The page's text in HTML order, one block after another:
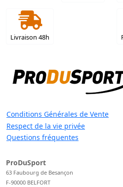
Livraison 48h
Conditions Générales de Vente
Respect de la vie privée
Questions fréquentes
ProDuSport
63 Faubourg de Besançon
F-90000 BELFORT